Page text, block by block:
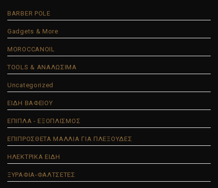
BARBER POLE
Gadgets & More
MOROCCANOIL
TOOLS & ΑΝΑΛΩΣΙΜΑ
Uncategorized
ΕΙΔΗ ΒΑΦΕΙΟΥ
ΕΠΙΠΛΑ - ΕΞΟΠΛΙΣΜΟΣ
ΕΠΙΠΡΟΣΘΕΤΑ ΜΑΛΛΙΑ ΓΙΑ ΠΛΕΞΟΥΔΕΣ
ΗΛΕΚΤΡΙΚΑ ΕΙΔΗ
ΞΥΡΑΦΙΑ-ΦΑΛΤΣΕΤΕΣ